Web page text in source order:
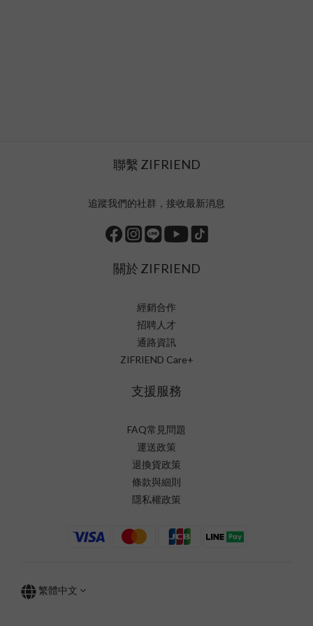
聯繫 ZIFRIEND
追蹤我們的社群，接收最新消息
關於 ZIFRIEND
經銷合作
招聘人才
通路資訊
ZIFRIEND Care+
支援服務
FAQ常見問題
運送政策
退換貨政策
條款與細則
隱私權政策
繁體中文